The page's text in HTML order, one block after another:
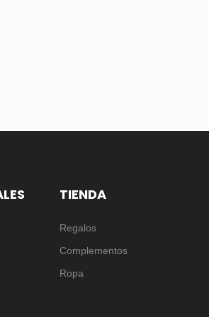
TIENDA
Regalos
Complementos
Ropa